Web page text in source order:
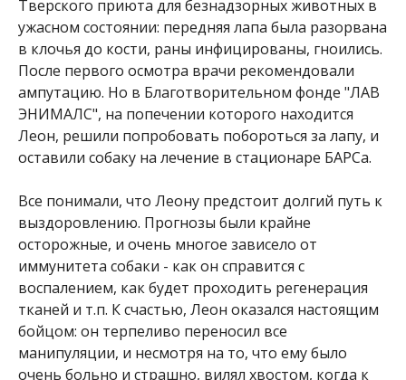
Тверского приюта для безнадзорных животных в
ужасном состоянии: передняя лапа была разорвана
в клочья до кости, раны инфицированы, гноились.
После первого осмотра врачи рекомендовали
ампутацию. Но в Благотворительном фонде "ЛАВ
ЭНИМАЛС", на попечении которого находится
Леон, решили попробовать побороться за лапу, и
оставили собаку на лечение в стационаре БАРСа.
Все понимали, что Леону предстоит долгий путь к
выздоровлению. Прогнозы были крайне
осторожные, и очень многое зависело от
иммунитета собаки - как он справится с
воспалением, как будет проходить регенерация
тканей и т.п. К счастью, Леон оказался настоящим
бойцом: он терпеливо переносил все
манипуляции, и несмотря на то, что ему было
очень больно и страшно, вилял хвостом, когда к